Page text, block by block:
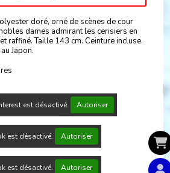
doré, orné de scènes de cour
dames admirant les cerisiers en
raffiné. Taille 143 cm. Ceinture incluse.
Japon.
est désactivé. Autoriser
est désactivé. Autoriser
est désactivé. Autoriser